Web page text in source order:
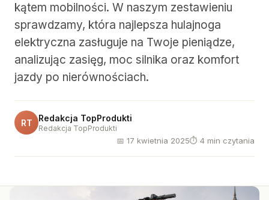
kątem mobilności. W naszym zestawieniu
sprawdzamy, która najlepsza hulajnoga
elektryczna zasługuje na Twoje pieniądze,
analizując zasięg, moc silnika oraz komfort
jazdy po nierównościach.
RT Redakcja TopProdukti
Redakcja TopProdukti
📅 17 kwietnia 2025⏱ 4 min czytania